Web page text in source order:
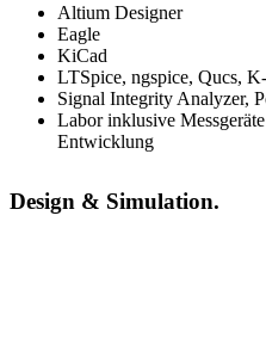
Altium Designer
Eagle
KiCad
LTSpice, ngspice, Qucs,
Signal Integrity Analyzer,
Labor inklusive
Entwicklung
Design & Simulation.